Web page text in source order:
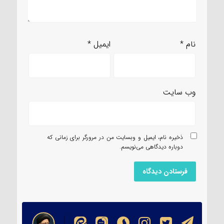
نام* ایمیل*
وب‌ سایت
ذخیره نام، ایمیل و وبسایت من در مرورگر برای زمانی که
دوباره دیدگاهی می‌نویسم.